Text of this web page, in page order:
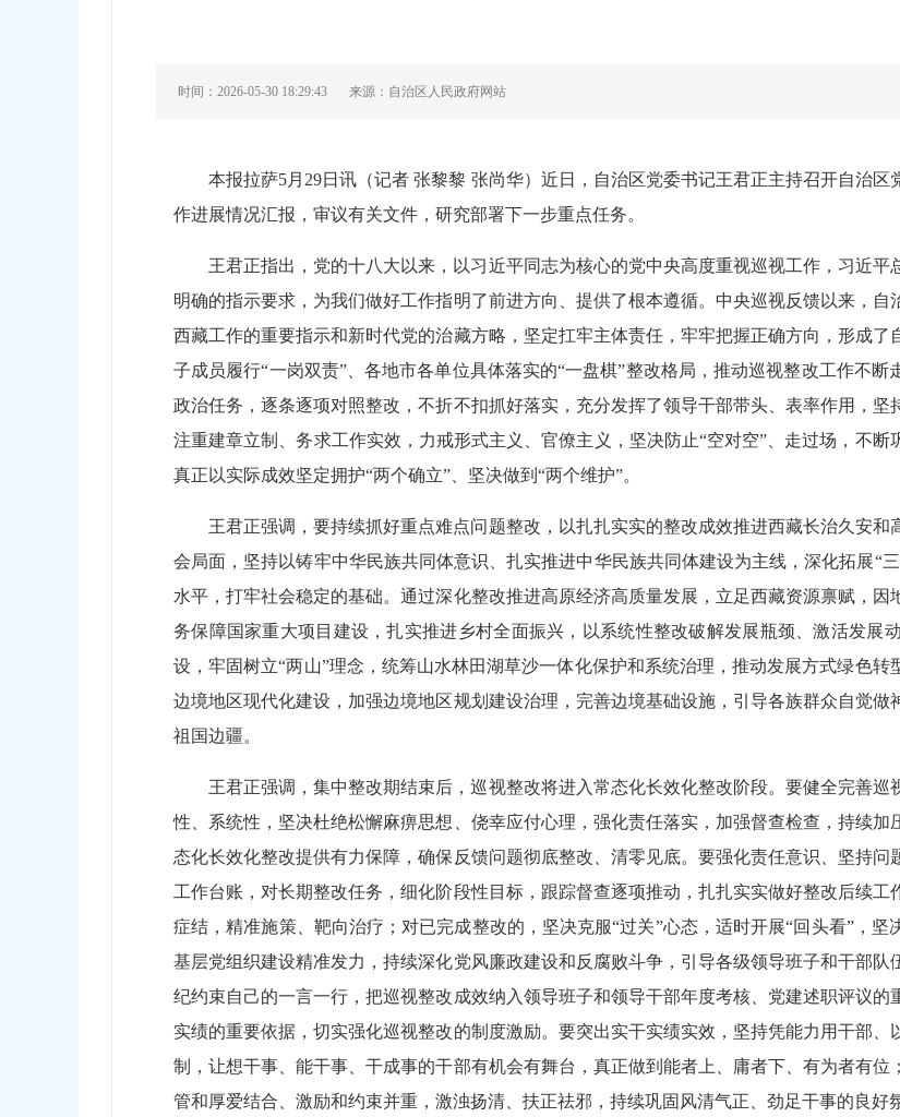
时间：2026-05-30 18:29:43 来源：自治区人民政府网站
本报拉萨5月29日讯（记者 张黎黎 张尚华）近日，自治区党委书记王君正主持召开自治
作进展情况汇报，审议有关文件，研究部署下一步重点任务。
王君正指出，党的十八大以来，以习近平同志为核心的党中央高度重视巡视工作，习近
明确的指示要求，为我们做好工作指明了前进方向、提供了根本遵循。中央巡视反馈以来，自
西藏工作的重要指示和新时代党的治藏方略，坚定扛牢主体责任，牢牢把握正确方向，形成
子成员履行“一岗双责”、各地市各单位具体落实的“一盘棋”整改格局，推动巡视整改工作不
政治任务，逐条逐项对照整改，不折不扣抓好落实，充分发挥了领导干部带头、表率作用，坚
注重建章立制、务求工作实效，力戒形式主义、官僚主义，坚决防止“空对空”、走过场，不断
真正以实际成效坚定拥护“两个确立”、坚决做到“两个维护”。
王君正强调，要持续抓好重点难点问题整改，以扎扎实实的整改成效推进西藏长治久安
会局面，坚持以铸牢中华民族共同体意识、扎实推进中华民族共同体建设为主线，深化拓展“
水平，打牢社会稳定的基础。通过深化整改推进高原经济高质量发展，立足西藏资源禀赋，
务保障国家重大项目建设，扎实推进乡村全面振兴，以系统性整改破解发展瓶颈、激活发展
设，牢固树立“两山”理念，统筹山水林田湖草沙一体化保护和系统治理，推动发展方式绿色
边境地区现代化建设，加强边境地区规划建设治理，完善边境基础设施，引导各族群众自觉
祖国边疆。
王君正强调，集中整改期结束后，巡视整改将进入常态化长效化整改阶段。要健全完善
性、系统性，坚决杜绝松懈麻痹思想、侥幸应付心理，强化责任落实，加强督查检查，持续
态化长效化整改提供有力保障，确保反馈问题彻底整改、清零见底。要强化责任意识、坚持
工作台账，对长期整改任务，细化阶段性目标，跟踪督查逐项推动，扎扎实实做好整改后续
症结，精准施策、靶向治疗；对已完成整改的，坚决克服“过关”心态，适时开展“回头看”，
基层党组织建设精准发力，持续深化党风廉政建设和反腐败斗争，引导各级领导班子和干部
纪约束自己的一言一行，把巡视整改成效纳入领导班子和领导干部年度考核、党建述职评议
实绩的重要依据，切实强化巡视整改的制度激励。要突出实干实绩实效，坚持凭能力用干部
制，让想干事、能干事、干成事的干部有机会有舞台，真正做到能者上、庸者下、有为者有
管和厚爱结合、激励和约束并重，激浊扬清、扶正祛邪，持续巩固风清气正、劲足干事的良好